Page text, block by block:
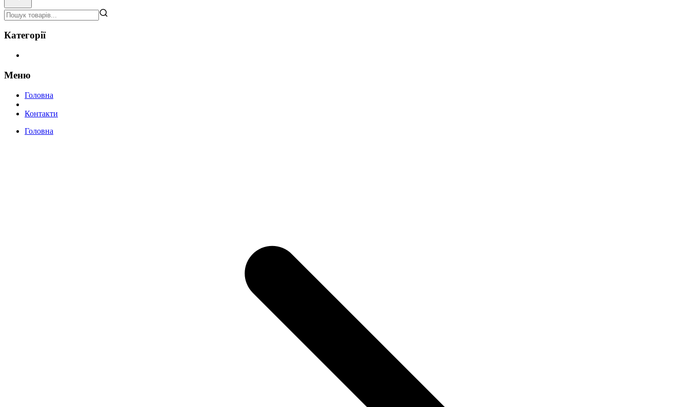
Категорії
Меню
Головна
Контакти
Головна